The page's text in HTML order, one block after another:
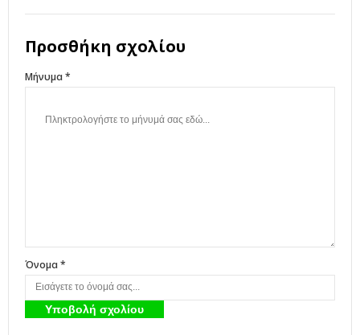
Προσθήκη σχολίου
Μήνυμα *
Όνομα *